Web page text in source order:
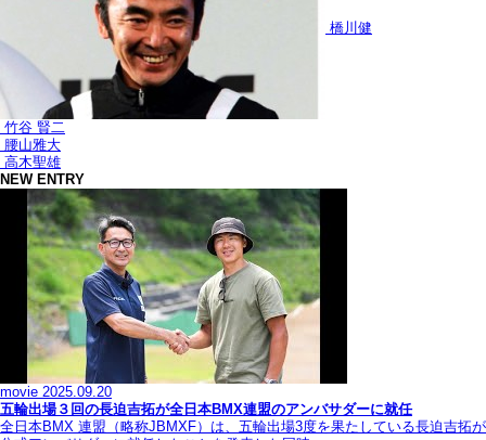
橋川健
竹谷 賢二
腰山雅大
高木聖雄
NEW ENTRY
movie 2025.09.20
五輪出場３回の長迫吉拓が全日本BMX連盟のアンバサダーに就任
全日本BMX 連盟（略称JBMXF）は、五輪出場3度を果たしている長迫吉拓が